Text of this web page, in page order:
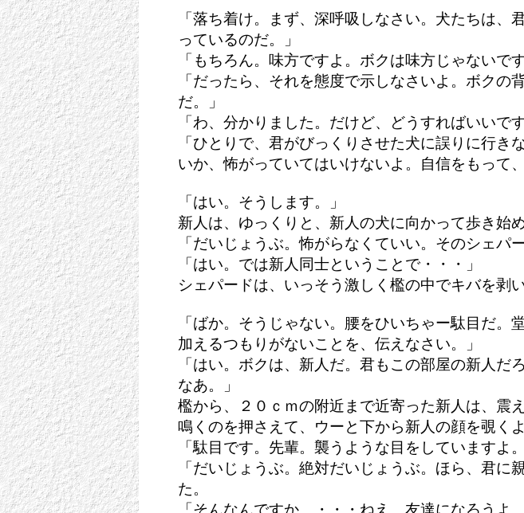
「落ち着け。まず、深呼吸しなさい。犬たちは
っているのだ。」
「もちろん。味方ですよ。ボクは味方じゃないです
「だったら、それを態度で示しなさいよ。ボク
だ。」
「わ、分かりました。だけど、どうすればいいです
「ひとりで、君がびっくりさせた犬に誤りに行
いか、怖がっていてはいけないよ。自信をもって、
「はい。そうします。」
新人は、ゆっくりと、新人の犬に向かって歩き始め
「だいじょうぶ。怖がらなくていい。そのシェパ
「はい。では新人同士ということで・・・」
シェパードは、いっそう激しく檻の中でキバを剥
「ばか。そうじゃない。腰をひいちゃー駄目だ
加えるつもりがないことを、伝えなさい。」
「はい。ボクは、新人だ。君もこの部屋の新人
なあ。」
檻から、２０ｃｍの附近まで近寄った新人は、震
鳴くのを押さえて、ウーと下から新人の顔を覗く
「駄目です。先輩。襲うような目をしていますよ。
「だいじょうぶ。絶対だいじょうぶ。ほら、君
た。
「そんなんですか。・・・ねえ。友達になろうよ。